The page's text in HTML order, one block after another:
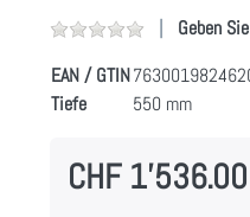
Geben
EAN / GTIN
Tiefe
550 mm
CHF 1'536.00